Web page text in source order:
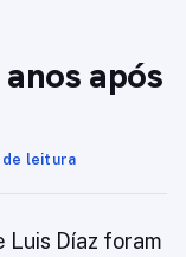
após
de leitura
Luis Díaz foram